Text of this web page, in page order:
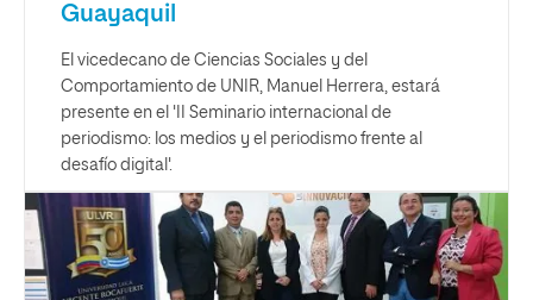
Guayaquil
El vicedecano de Ciencias Sociales y del
Comportamiento de UNIR, Manuel Herrera, estará
presente en el 'II Seminario internacional de
periodismo: los medios y el periodismo frente al
desafío digital'.